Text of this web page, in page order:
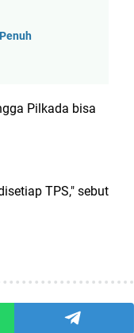
Pilkada bisa
TPS," sebut